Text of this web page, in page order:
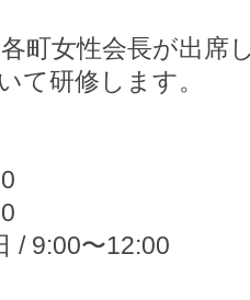
町女性会長が出席
て研修します。
/ 9:00〜12:00